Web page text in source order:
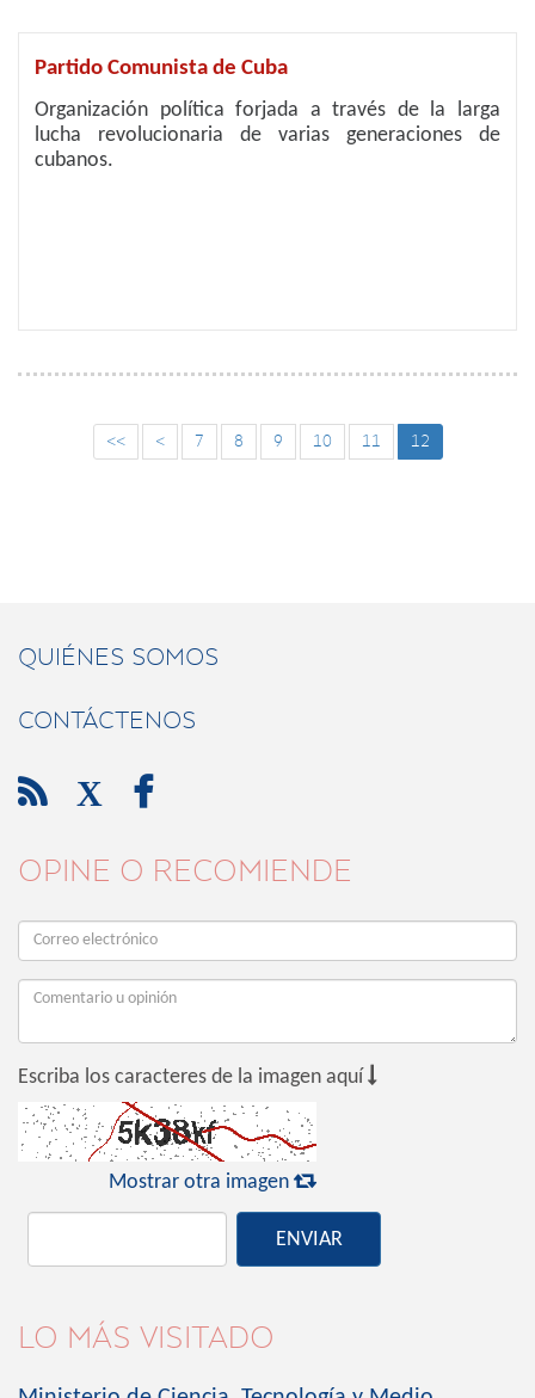
Partido Comunista de Cuba
Organización política forjada a través de la larga
lucha revolucionaria de varias generaciones de
cubanos.
<< < 7 8 9 10 11 12
QUIÉNES SOMOS
CONTÁCTENOS
 X 
OPINE O RECOMIENDE
Escriba los caracteres de la imagen aquí 
Mostrar otra imagen 
ENVIAR
LO MÁS VISITADO